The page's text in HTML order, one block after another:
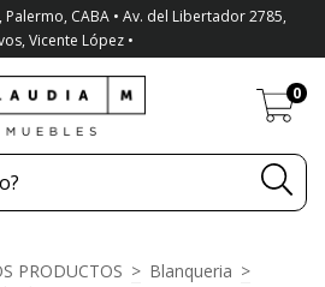
Palermo, CABA • Av. del Libertador 2785,
Vicente López •
0
PRODUCTOS > Blanqueria >